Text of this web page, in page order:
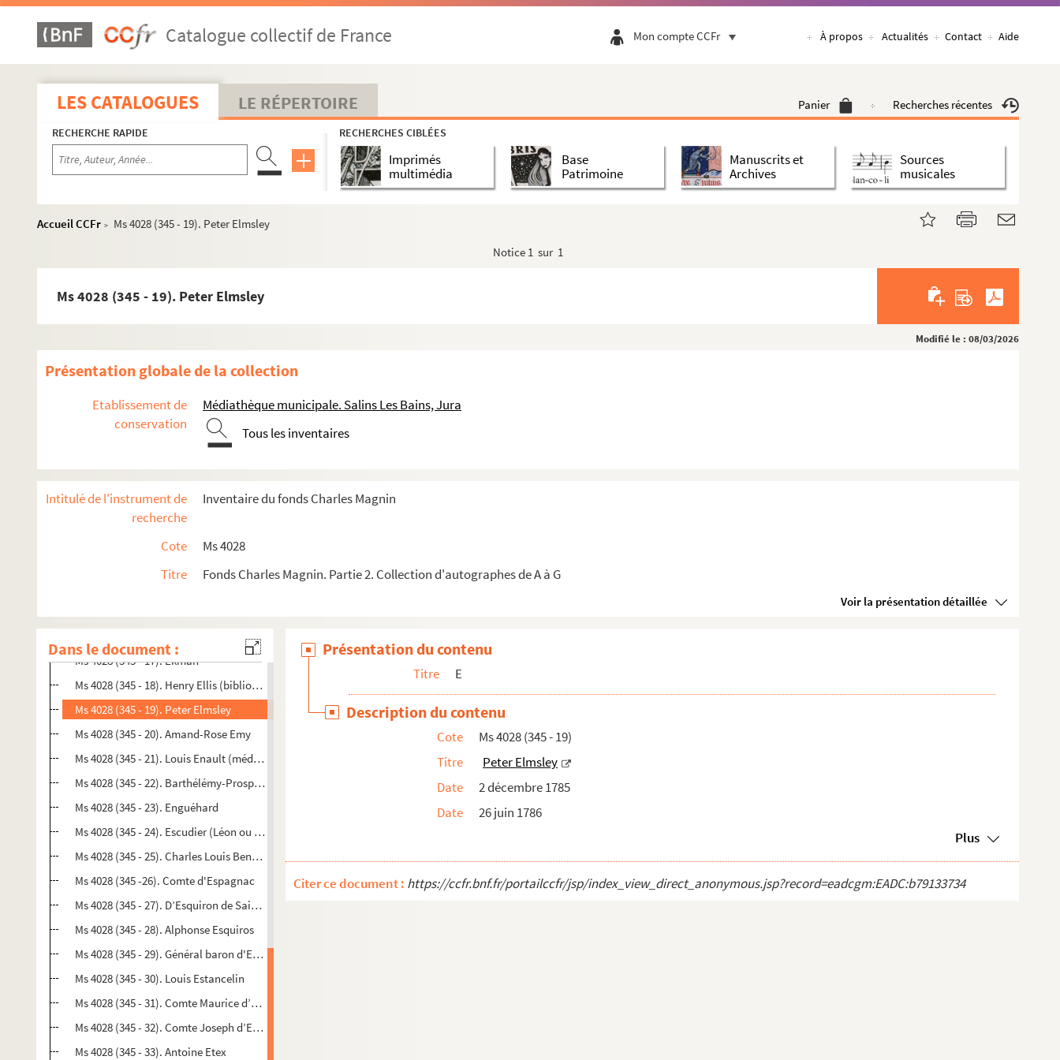
Catalogue collectif de France Mon compte CCFr À propos Actualités Contact Aide
LES CATALOGUES LE RÉPERTOIRE Panier Recherches récentes
RECHERCHE RAPIDE RECHERCHES CIBLÉES
Imprimés
multimédia
Base
Patrimoine
Manuscrits et
Archives
Sources
musicales
Accueil CCFr >
Ms 4028 (345 - 19). Peter Elmsley
Notice 1 sur 1
Ms 4028 (345 - 19). Peter Elmsley
Modifié le : 08/03/2026
Présentation globale de la collection
Etablissement de
conservation
Médiathèque municipale. Salins Les Bains, Jura
Tous les inventaires
Intitulé de l'instrument de
recherche
Inventaire du fonds Charles Magnin
Cote
Ms 4028
Titre
Fonds Charles Magnin. Partie 2. Collection d'autographes de A à G
Voir la présentation détaillée
Dans le document :
Ms 4028 (338). Documents se rapportant à la collection d'autographes
A
B
D
Ms 4028 (345 - 1). Friedrich Adolf Ebert
Ms 4028 (345 - 2). J. J. Ebling
Ms 4028 (345 - 5). Abbé Ecoiffier
Ms 4028 (342 - 7). Monsieur Eden
Ms 4028 (345 - 8). Moise Edrehi
Ms 4028 (345 - 11). Francis Henry Egerton
Ms 4028 (345 - 12). Emile Egger
Ms 4028 (345 - 16). Comtesse d’Eilleaux (Charlotte de Sor)
Ms 4028 (345 - 17). Ekman
Ms 4028 (345 - 18). Henry Ellis (bibliothécaire au British Museum)
Ms 4028 (345 - 19). Peter Elmsley
Ms 4028 (345 - 20). Amand-Rose Emy
Ms 4028 (345 - 21). Louis Enault (médecin)
Ms 4028 (345 - 22). Barthélémy-Prosper Enfantin
Ms 4028 (345 - 23). Enguéhard
Ms 4028 (345 - 24). Escudier (Léon ou Marie)
Ms 4028 (345 - 25). Charles Louis Benjamin Esnault
Ms 4028 (345 -26). Comte d'Espagnac
Ms 4028 (345 - 27). D’Esquiron de Saint Aignan
Ms 4028 (345 - 28). Alphonse Esquiros
Ms 4028 (345 - 29). Général baron d'Estabenrath
Ms 4028 (345 - 30). Louis Estancelin
Ms 4028 (345 - 31). Comte Maurice d’Esterhazy
Ms 4028 (345 - 32). Comte Joseph d’Estourmel
Ms 4028 (345 - 33). Antoine Etex
Présentation du contenu
Titre E
Description du contenu
Cote
Ms 4028 (345 - 19)
Titre
Peter Elmsley
Date
2 décembre 1785
Date
26 juin 1786
Plus
Citer ce document : https://ccfr.bnf.fr/portailccfr/jsp/index_view_direct_anonymous.jsp?record=eadcgm:EADC:b79133734